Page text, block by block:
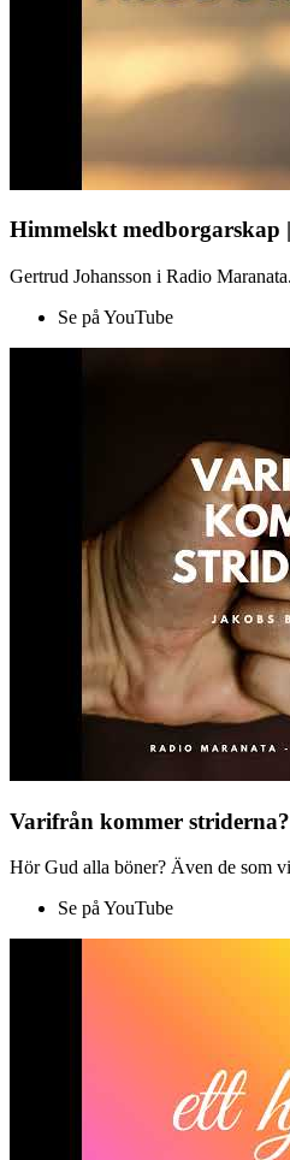
Himmelskt medborgarskap
Gertrud Johansson i Radio
Se på YouTube
Varifrån kommer
Hör Gud alla böner? Även de som
Se på YouTube